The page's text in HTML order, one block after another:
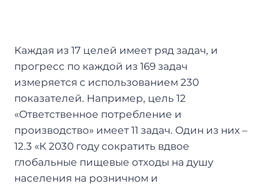
Каждая из 17 целей имеет ряд задач, и
прогресс по каждой из 169 задач
измеряется с использованием 230
показателей. Например, цель 12
«Ответственное потребление и
производство» имеет 11 задач. Один из них –
12.3 «К 2030 году сократить вдвое
глобальные пищевые отходы на душу
населения на розничном и